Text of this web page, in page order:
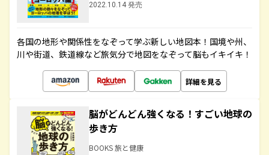
2022.10.14 発売
各国の地形や関係性をなぞって学ぶ新しい地図本！国境や州、
川や街道、鉄道線など旅気分で地図をなぞって脳もイキイキ！
詳細を見る
脳がどんどん強くなる！すごい地球の
歩き方
BOOKS 旅と健康